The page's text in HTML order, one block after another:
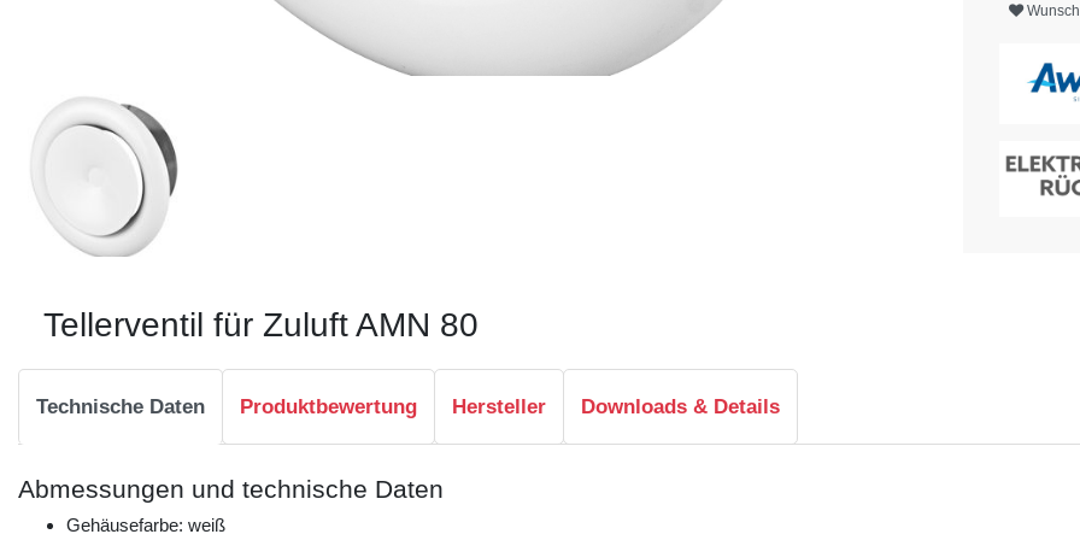
Tellerventil für Zuluft AMN 80
Technische Daten Produktbewertung Hersteller Downloads & Details
Abmessungen und technische Daten
Gehäusefarbe: weiß